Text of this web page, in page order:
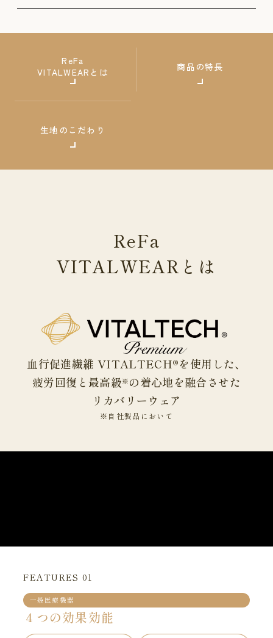
ReFa
VITALWEARとは
商品の特長
生地のこだわり
ReFa
VITALWEAR とは
血行促進繊維 VITALTECH®を使用した、
疲労回復と最高級※の着心地を融合させた
リカバリーウェア
※自社製品において
FEATURES 01
一般医療機器
４つの効果効能